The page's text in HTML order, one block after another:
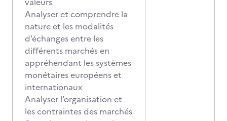
Analyser et comprendre la
nature et les modalités
d’échanges entre les
différents marchés en
appréhendant les systèmes
monétaires européens et
internationaux
Analyser l’organisation et
les contraintes des marchés